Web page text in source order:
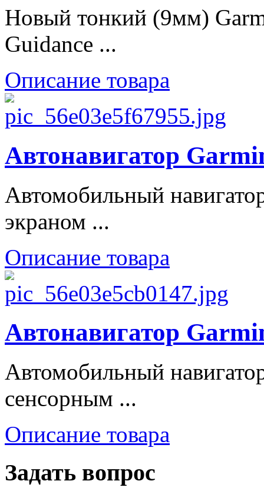
Новый тонкий (9мм)
Guidance ...
Описание товара
Автонавигатор
Автомобильный
экраном ...
Описание товара
Автонавигатор
Автомобильный
сенсорным ...
Описание товара
Задать вопрос